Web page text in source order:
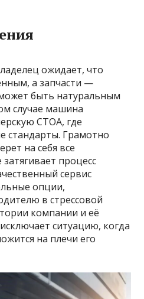
ожидает, что
а запчасти —
быть натуральным
случае машина
СТОА, где
стандарты. Грамотно
на себя все
процесс
сервис
опции,
в стрессовой
компании и её
ситуацию, когда
на плечи его